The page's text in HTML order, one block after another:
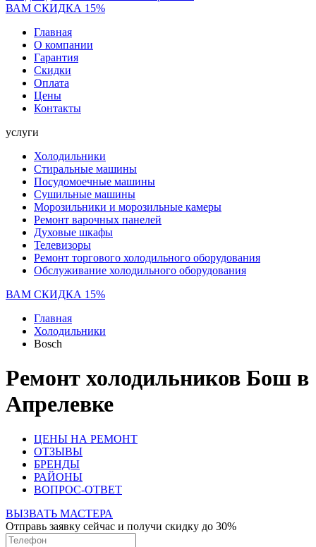
ВАМ СКИДКА 15%
Главная
О компании
Гарантия
Скидки
Оплата
Цены
Контакты
услуги
Холодильники
Стиральные машины
Посудомоечные машины
Сушильные машины
Морозильники и морозильные камеры
Ремонт варочных панелей
Духовые шкафы
Телевизоры
Ремонт торгового холодильного оборудования
Обслуживание холодильного оборудования
ВАМ СКИДКА 15%
Главная
Холодильники
Bosch
Ремонт холодильников Бош в
Апрелевке
ЦЕНЫ НА РЕМОНТ
ОТЗЫВЫ
БРЕНДЫ
РАЙОНЫ
ВОПРОС-ОТВЕТ
ВЫЗВАТЬ МАСТЕРА
Отправь заявку сейчас и получи скидку до 30%